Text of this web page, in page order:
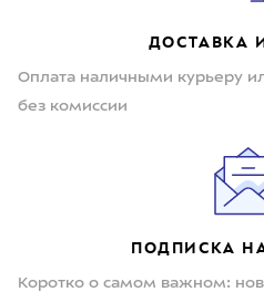
ДОСТАВКА
Оплата наличными курьеру
без комиссии
ПОДПИСКА
Коротко о самом важном: